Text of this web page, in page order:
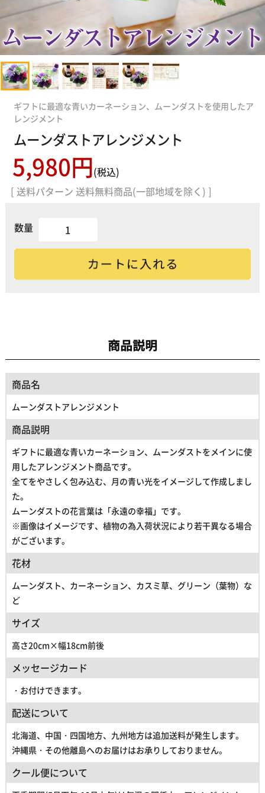
ギフトに最適な青いカーネーション、ムーンダストを使用したア
レンジメント
ムーンダストアレンジメント
5,980円(税込)
[ 送料パターン 送料無料商品(一部地域を除く) ]
数量
商品説明
商品名
ムーンダストアレンジメント
商品説明
ギフトに最適な青いカーネーション、ムーンダストをメインに使
用したアレンジメント商品です。
全てをやさしく包み込む、月の青い光をイメージして作成しまし
た。
ムーンダストの花言葉は「永遠の幸福」です。
※画像はイメージです、植物の為入荷状況により若干異なる場合
がございます。
花材
ムーンダスト、カーネーション、カスミ草、グリーン（葉物）な
ど
サイズ
高さ20cm×幅18cm前後
メッセージカード
・お付けできます。
配送について
北海道、中国・四国地方、九州地方は追加送料が発生します。
沖縄県・その他離島へのお届けはお承りしておりません。
クール便について